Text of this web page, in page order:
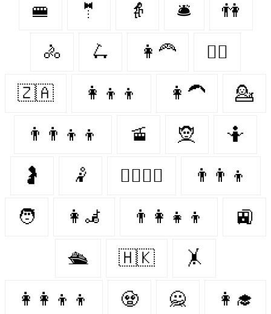
🚝 🤵‍ 👵 🛎 👫
🚴‍ 🛴 👩‍🦰 👨‍✈️
🇿🇦 👩‍👦‍👦 👩‍🦱 💁‍
👨‍👨‍👦‍👦 🚡 🧝‍ 🤷‍
🤰 🤾‍ 👩‍❤️‍💋‍👨 👨‍👨‍👦
🧑‍ 👩‍🦼 👨‍👩‍👧‍👦 🚉
🛳 🇭🇰 🤸‍
👩‍👩‍👦‍👦 🧟‍ 🙅‍ 👩‍🎓